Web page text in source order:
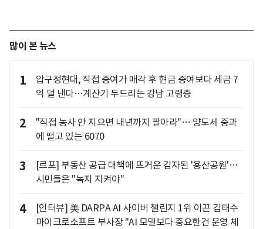
많이 본 뉴스
1
압구정현대, 직접 증여가 매각 후 현금 증여보다 세금 7
억 덜 낸다…계산기 두드리는 강남 고령층
2
"직접 농사 안 지으면 내년까지 팔아라"… 양도세 중과
에 떨고 있는 6070
3
[르포] 부동산 공급 대책에 뜨거운 감자된 '용산공원'…
시민들은 "녹지 지켜야"
4
[인터뷰] 美 DARPA AI 사이버 챌린지 1위 이끈 김태수
마이크로소프트 부사장 "AI 모델보다 중요한건 운영 체